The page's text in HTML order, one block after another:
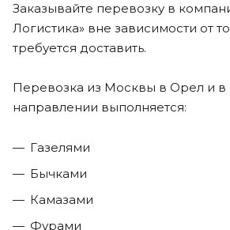
Заказывайте перевозку в
Логистика» вне зависимости от
требуется доставить.
Перевозка из Москвы в Орел и в
направлении выполняется:
Газелями
Бычками
Камазами
Фурами